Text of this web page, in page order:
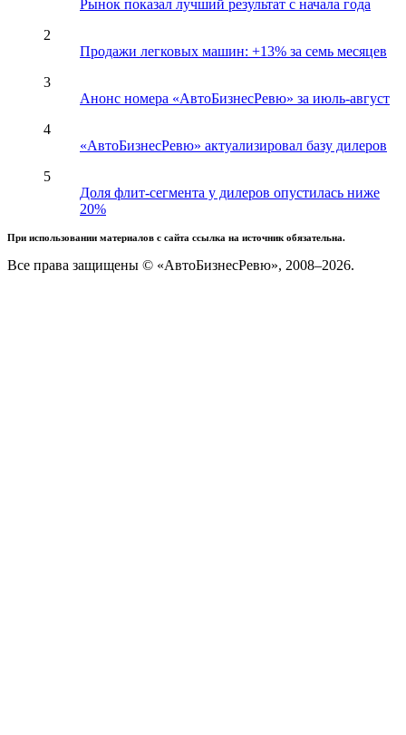
Рынок показал лучший результат с начала года
2
Продажи легковых машин: +13% за семь месяцев
3
Анонс номера «АвтоБизнесРевю» за июль-август
4
«АвтоБизнесРевю» актуализировал базу дилеров
5
Доля флит-сегмента у дилеров опустилась ниже
20%
При использовании материалов с сайта ссылка на источник обязательна.
Все права защищены © «АвтоБизнесРевю», 2008–2026.